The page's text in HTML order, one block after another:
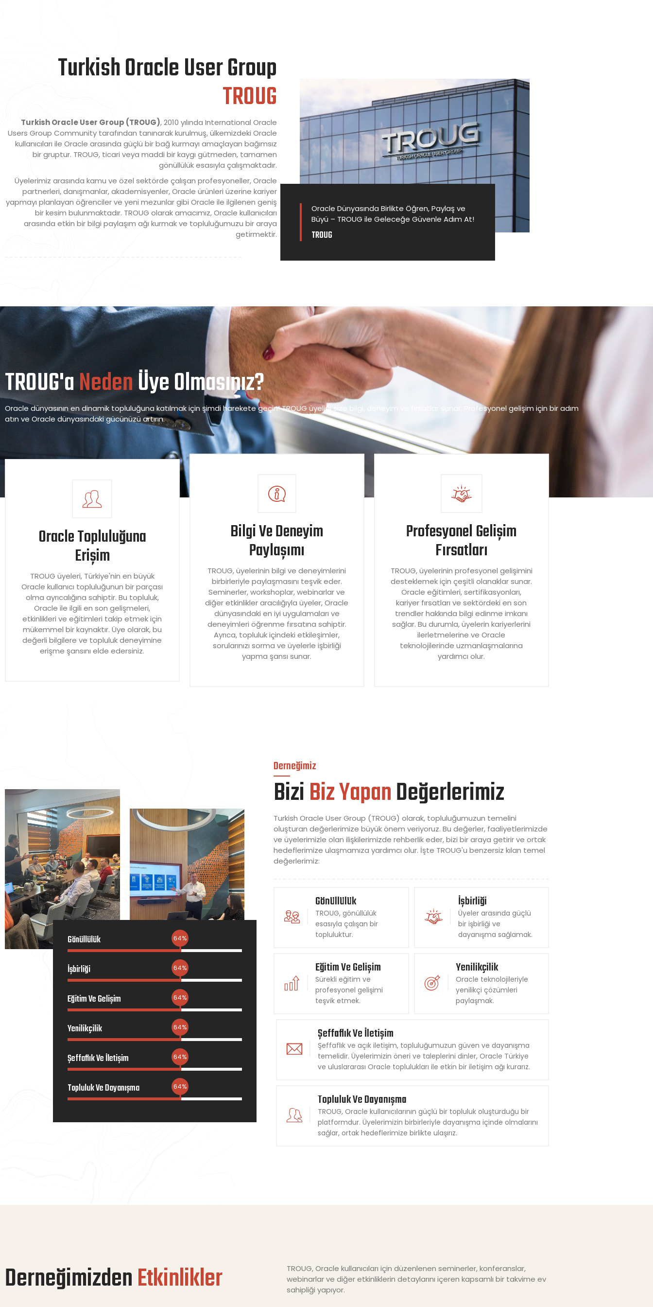
Turkish Oracle User Group
TROUG
Turkish Oracle User Group (TROUG), 2010 yılında International Oracle
Users Group Community tarafından tanınarak kurulmuş, ülkemizdeki Oracle
kullanıcıları ile Oracle arasında güçlü bir bağ kurmayı amaçlayan bağımsız
bir gruptur. TROUG, ticari veya maddi bir kaygı gütmeden, tamamen
gönüllülük esasıyla çalışmaktadır.
Üyelerimiz arasında kamu ve özel sektörde çalışan profesyoneller, Oracle
partnerleri, danışmanlar, akademisyenler, Oracle ürünleri üzerine kariyer
yapmayı planlayan öğrenciler ve yeni mezunlar gibi Oracle ile ilgilenen geniş
bir kesim bulunmaktadır. TROUG olarak amacımız, Oracle kullanıcıları
arasında etkin bir bilgi paylaşım ağı kurmak ve topluluğumuzu bir araya
getirmektir.
Oracle Dünyasında Birlikte Öğren, Paylaş ve
Büyü – TROUG ile Geleceğe Güvenle Adım At!
TROUG
TROUG'aNedenÜye Olmasınız?
Oracle dünyasının en dinamik topluluğuna katılmak için şimdi harekete geçin! TROUG üyeliği size bilgi, deneyim ve fırsatlar sunar. Profesyonel gelişim için bir adım
atın ve Oracle dünyasındaki gücünüzü artırın.
Oracle Topluluğuna
Erişim
TROUG üyeleri, Türkiye'nin en büyük
Oracle kullanıcı topluluğunun bir parçası
olma ayrıcalığına sahiptir. Bu topluluk,
Oracle ile ilgili en son gelişmeleri,
etkinlikleri ve eğitimleri takip etmek için
mükemmel bir kaynaktır. Üye olarak, bu
değerli bilgilere ve topluluk deneyimine
erişme şansını elde edersiniz.
Bilgi Ve Deneyim
Paylaşımı
TROUG, üyelerinin bilgi ve deneyimlerini
birbirleriyle paylaşmasını teşvik eder.
Seminerler, workshoplar, webinarlar ve
diğer etkinlikler aracılığıyla üyeler, Oracle
dünyasındaki en iyi uygulamaları ve
deneyimleri öğrenme fırsatına sahiptir.
Ayrıca, topluluk içindeki etkileşimler,
sorularınızı sorma ve üyelerle işbirliği
yapma şansı sunar.
Profesyonel Gelişim
Fırsatları​​
TROUG, üyelerinin profesyonel gelişimini
desteklemek için çeşitli olanaklar sunar.
Oracle eğitimleri, sertifikasyonları,
kariyer fırsatları ve sektördeki en son
trendler hakkında bilgi edinme imkanı
sağlar. Bu durumla, üyelerin kariyerlerini
ilerletmelerine ve Oracle
teknolojilerinde uzmanlaşmalarına
yardımcı olur.
Gönüllülük
İşbirliği
Eğitim Ve Gelişim
Yenilikçilik
Şeffaflık Ve İletişim
Topluluk Ve Dayanışma
Derneğimiz
BiziBiz YapanDeğerlerimiz
Turkish Oracle User Group (TROUG) olarak, topluluğumuzun temelini
oluşturan değerlerimize büyük önem veriyoruz. Bu değerler, faaliyetlerimizde
ve üyelerimizle olan ilişkilerimizde rehberlik eder, bizi bir araya getirir ve ortak
hedeflerimize ulaşmamıza yardımcı olur. İşte TROUG'u benzersiz kılan temel
değerlerimiz:
Gönüllülük
TROUG, gönüllülük
esasıyla çalışan bir
topluluktur.
Eğitim Ve Gelişim
Sürekli eğitim ve
profesyonel gelişimi
teşvik etmek.
İşbirliği
Üyeler arasında güçlü
bir işbirliği ve
dayanışma sağlamak.
Yenilikçilik
Oracle teknolojileriyle
yenilikçi çözümleri
paylaşmak.
Şeffaflık Ve İletişim
Şeffaflık ve açık iletişim, topluluğumuzun güven ve dayanışma
temelidir. Üyelerimizin öneri ve taleplerini dinler, Oracle Türkiye
ve uluslararası Oracle toplulukları ile etkin bir iletişim ağı kurarız.
Topluluk Ve Dayanışma
TROUG, Oracle kullanıcılarının güçlü bir topluluk oluşturduğu bir
platformdur. Üyelerimizin birbirleriyle dayanışma içinde olmalarını
sağlar, ortak hedeflerimize birlikte ulaşırız.
DerneğimizdenEtkinlikler
TROUG, Oracle kullanıcıları için düzenlenen seminerler, konferanslar,
webinarlar ve diğer etkinliklerin detaylarını içeren kapsamlı bir takvime ev
sahipliği yapıyor.